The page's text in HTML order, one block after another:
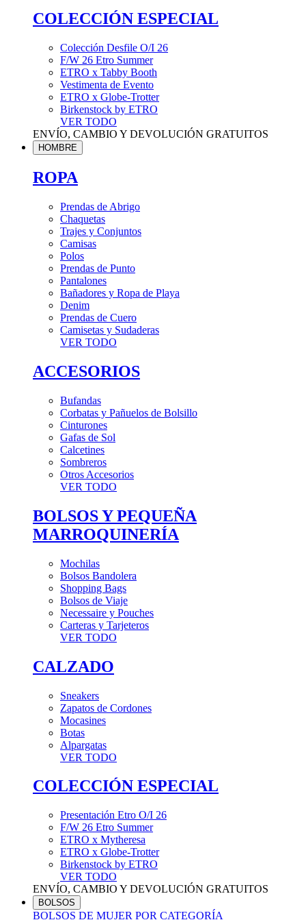
COLECCIÓN ESPECIAL
Colección Desfile O/I 26
F/W 26 Etro Summer
ETRO x Tabby Booth
Vestimenta de Evento
ETRO x Globe-Trotter
Birkenstock by ETRO
VER TODO
ENVÍO, CAMBIO Y DEVOLUCIÓN GRATUITOS
HOMBRE
ROPA
Prendas de Abrigo
Chaquetas
Trajes y Conjuntos
Camisas
Polos
Prendas de Punto
Pantalones
Bañadores y Ropa de Playa
Denim
Prendas de Cuero
Camisetas y Sudaderas
VER TODO
ACCESORIOS
Bufandas
Corbatas y Pañuelos de Bolsillo
Cinturones
Gafas de Sol
Calcetines
Sombreros
Otros Accesorios
VER TODO
BOLSOS Y PEQUEÑA
MARROQUINERÍA
Mochilas
Bolsos Bandolera
Shopping Bags
Bolsos de Viaje
Necessaire y Pouches
Carteras y Tarjeteros
VER TODO
CALZADO
Sneakers
Zapatos de Cordones
Mocasines
Botas
Alpargatas
VER TODO
COLECCIÓN ESPECIAL
Presentación Etro O/I 26
F/W 26 Etro Summer
ETRO x Mytheresa
ETRO x Globe-Trotter
Birkenstock by ETRO
VER TODO
ENVÍO, CAMBIO Y DEVOLUCIÓN GRATUITOS
BOLSOS
BOLSOS DE MUJER POR CATEGORÍA